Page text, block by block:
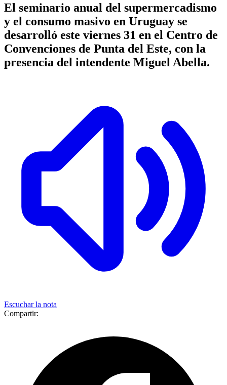
El seminario anual del supermercadismo
y el consumo masivo en Uruguay se
desarrolló este viernes 31 en el Centro de
Convenciones de Punta del Este, con la
presencia del intendente Miguel Abella.
Escuchar la nota
Compartir: